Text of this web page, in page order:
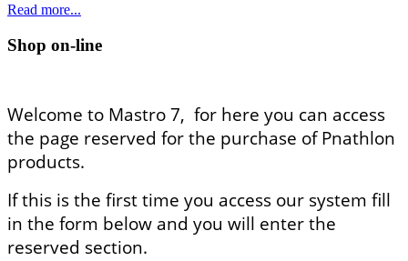
Read more...
Shop on-line
Welcome to Mastro 7, for here you can access
the page reserved for the purchase of Pnathlon
products.
If this is the first time you access our system fill
in the form below and you will enter the
reserved section.